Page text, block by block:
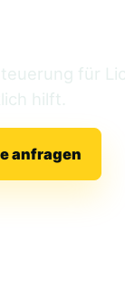
für
hilft.
anfragen